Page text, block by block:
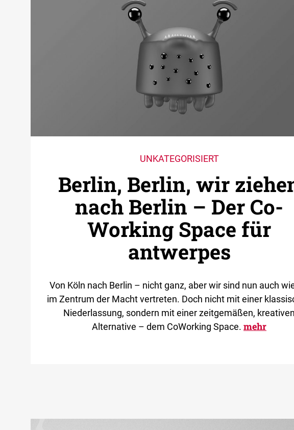
UNKATEGORISIERT
Berlin, Berlin, wir
nach Berlin – Der Co­
Working Space für
antwerpes
Von Köln nach Berlin – nicht ganz, aber wir sind nun auch
im Zentrum der Macht vertreten. Doch nicht mit einer
Niederlassung, sondern mit einer zeitgemäßen, kreativen
Alternative – dem CoWorking Space. mehr